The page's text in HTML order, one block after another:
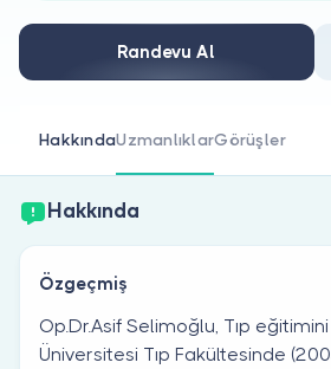
Doktor musunuz?
Randevu Al
HakkındaUzmanlıklarGörüşler
Hakkında
Özgeçmiş
Op.Dr.Asif Selimoğlu, Tıp
Üniversitesi Tıp Fakültesinde